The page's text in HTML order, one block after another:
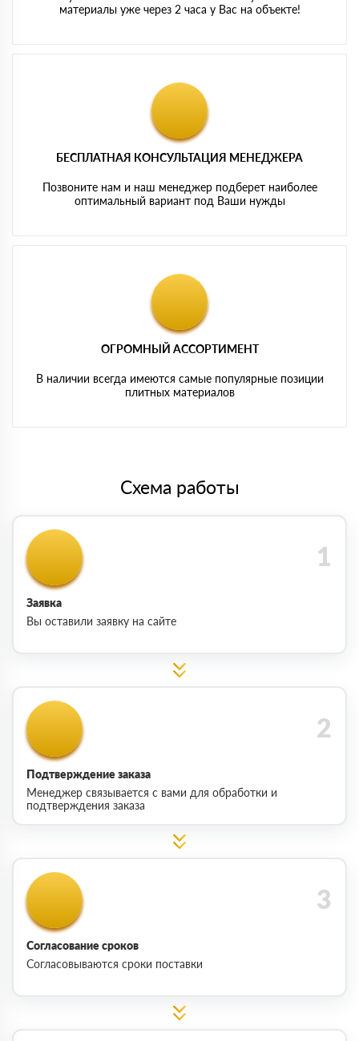
материалы уже через 2 часа у Вас на объекте!
БЕСПЛАТНАЯ КОНСУЛЬТАЦИЯ МЕНЕДЖЕРА
Позвоните нам и наш менеджер подберет наиболее
оптимальный вариант под Ваши нужды
ОГРОМНЫЙ АССОРТИМЕНТ
В наличии всегда имеются самые популярные позиции
плитных материалов
Схема работы
Заявка
Вы оставили заявку на сайте
Подтверждение заказа
Менеджер связывается с вами для обработки и
подтверждения заказа
Согласование сроков
Согласовываются сроки поставки